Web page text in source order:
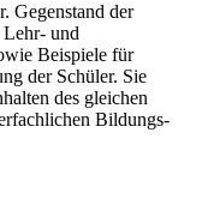
Gegenstand der
und
Beispiele für
der Schüler. Sie
des gleichen
Bildungs-